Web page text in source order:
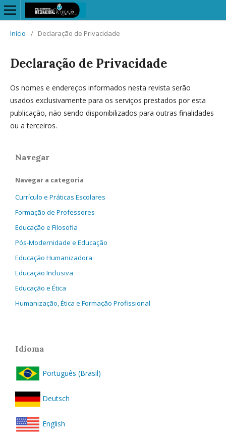
Início / Declaração de Privacidade
Declaração de Privacidade
Os nomes e endereços informados nesta revista serão
usados exclusivamente para os serviços prestados por esta
publicação, não sendo disponibilizados para outras finalidades
ou a terceiros.
Navegar
Navegar a categoria
Currículo e Práticas Escolares
Formação de Professores
Educação e Filosofia
Pós-Modernidade e Educação
Educação Humanizadora
Educação Inclusiva
Educação e Ética
Humanização, Ética e Formação Profissional
Idioma
Português (Brasil)
Deutsch
English